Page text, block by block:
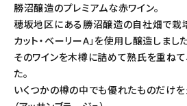
勝沼醸造のプレミアムな赤ワイン。
穂坂地区にある勝沼醸造の自社畑で栽
カット・ベーリーA」を使用し醸造しました
そのワインを木樽に詰めて熟氏を重ねて
た。
いくつかの樽の中でも優れたものだけ